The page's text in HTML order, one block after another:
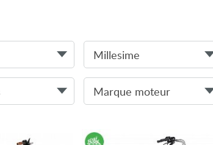
Millesime
Marque moteur